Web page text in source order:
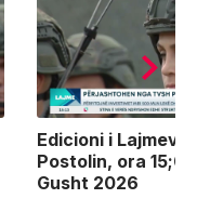
Edicioni i Lajmeve
Postolin, ora
Gusht 2026